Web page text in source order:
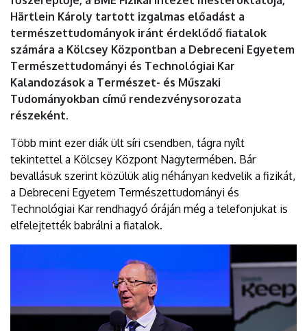
Härtlein Károly tartott izgalmas előadást a
természettudományok iránt érdeklődő fiatalok
számára a Kölcsey Központban a Debreceni Egyetem
Természettudományi és Technológiai Kar
Kalandozások a Természet- és Műszaki
Tudományokban című rendezvénysorozata
részeként.
Több mint ezer diák ült síri csendben, tágra nyílt
tekintettel a Kölcsey Központ Nagytermében. Bár
bevallásuk szerint közülük alig néhányan kedvelik a fizikát,
a Debreceni Egyetem Természettudományi és
Technológiai Kar rendhagyó óráján még a telefonjukat is
elfelejtették babrálni a fiatalok.